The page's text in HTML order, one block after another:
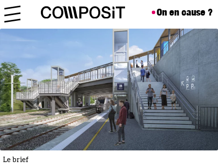
Aller au contenu
Skip to footer
Menu
On en cause ?
Le brief